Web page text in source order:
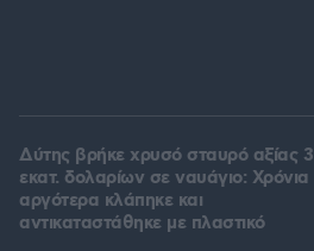
Δύτης βρήκε χρυσό σταυρό αξίας 3
εκατ. δολαρίων σε ναυάγιο: Χρόνια
αργότερα κλάπηκε και
αντικαταστάθηκε με πλαστικό